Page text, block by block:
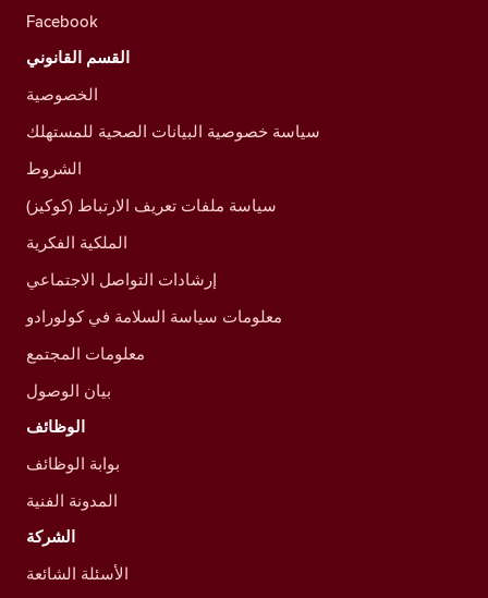
Facebook
القسم القانوني
الخصوصية
سياسة خصوصية البيانات الصحية للمستهلك
الشروط
سياسة ملفات تعريف الارتباط (كوكيز)
الملكية الفكرية
إرشادات التواصل الاجتماعي
معلومات سياسة السلامة في كولورادو
معلومات المجتمع
بيان الوصول
الوظائف
بوابة الوظائف
المدونة الفنية
الشركة
الأسئلة الشائعة